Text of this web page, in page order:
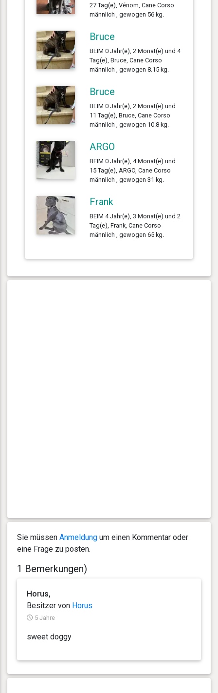
27 Tag(e), Vénom, Cane Corso
männlich , gewogen 56 kg.
Bruce
BEIM 0 Jahr(e), 2 Monat(e) und 4
Tag(e), Bruce, Cane Corso
männlich , gewogen 8.15 kg.
Bruce
BEIM 0 Jahr(e), 2 Monat(e) und
11 Tag(e), Bruce, Cane Corso
männlich , gewogen 10.8 kg.
ARGO
BEIM 0 Jahr(e), 4 Monat(e) und
15 Tag(e), ARGO, Cane Corso
männlich , gewogen 31 kg.
Frank
BEIM 4 Jahr(e), 3 Monat(e) und 2
Tag(e), Frank, Cane Corso
männlich , gewogen 65 kg.
Sie müssen Anmeldung um einen Kommentar oder
eine Frage zu posten.
1 Bemerkungen)
Horus,
Besitzer von Horus
5 Jahre
sweet doggy